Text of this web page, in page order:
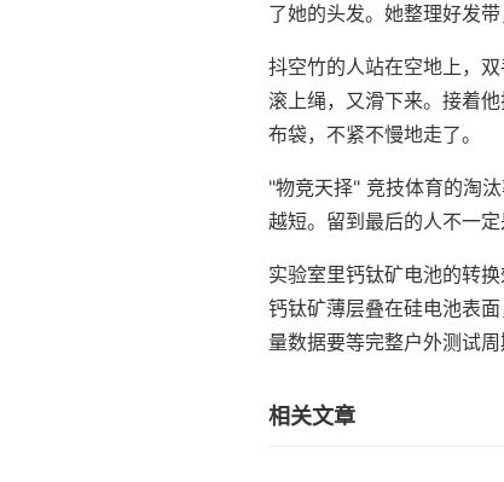
了她的头发。她整理好发带
抖空竹的人站在空地上，
滚上绳，又滑下来。接着
布袋，不紧不慢地走了。
"物竞天择" 竞技体育的淘
越短。留到最后的人不一
实验室里钙钛矿电池的转
钙钛矿薄层叠在硅电池表
量数据要等完整户外测试周
相关文章